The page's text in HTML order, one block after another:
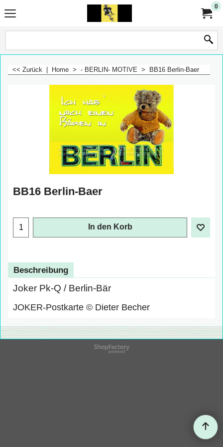
0
<< Zurück Home > - BERLIN- MOTIVE > BB16 Berlin-Baer
BB16 Berlin-Baer
In den Korb
Beschreibung
Joker Pk-Q / Berlin-Bär
JOKER-Postkarte © Dieter Becher
WebShop erstellt mit
ShopFactory Shop